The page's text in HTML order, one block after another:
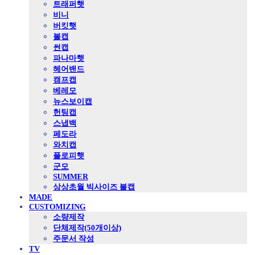
트래퍼햇
비니
버킷햇
볼캡
썬캡
파나마햇
헤어밴드
캠프캡
베레모
뉴스보이캡
헌팅캡
스냅백
페도라
와치캡
플로피햇
군모
SUMMER
상상초월 빅사이즈 볼캡
MADE
CUSTOMIZING
소량제작
단체제작(50개이상)
주문서 작성
TV